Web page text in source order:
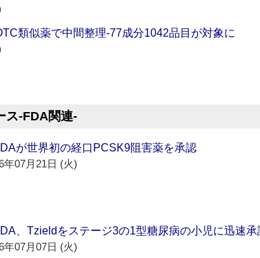
類似薬で中間整理‐77成分1042品目が対象に
‐FDA関連‐
が世界初の経口PCSK9阻害薬を承認
年07月21日 (火)
、Tzieldをステージ3の1型糖尿病の小児に迅速承
年07月07日 (火)